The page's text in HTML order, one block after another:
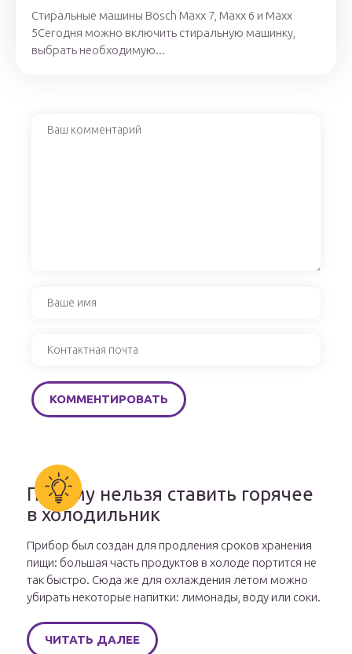
Cтиральные машины Bosch Maxx 7, Maxx 6 и Maxx
5Сегодня можно включить стиральную машинку,
выбрать необходимую...
Почему нельзя ставить горячее
в холодильник
Прибор был создан для продления сроков хранения
пищи: большая часть продуктов в холоде портится не
так быстро. Сюда же для охлаждения летом можно
убирать некоторые напитки: лимонады, воду или соки.
ЧИТАТЬ ДАЛЕЕ